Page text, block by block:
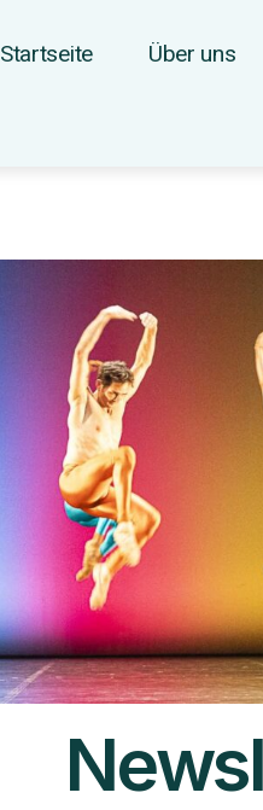
Startseite Über uns